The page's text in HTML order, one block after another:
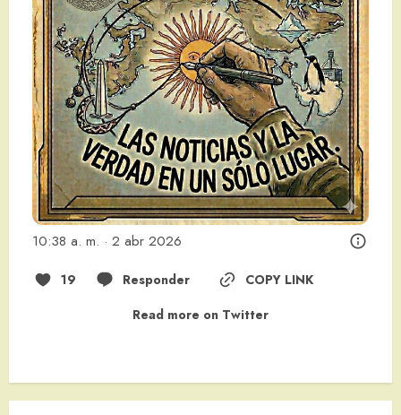
10:38 a. m. · 2 abr 2026
19 Responder
COPY LINK
Read more on Twitter